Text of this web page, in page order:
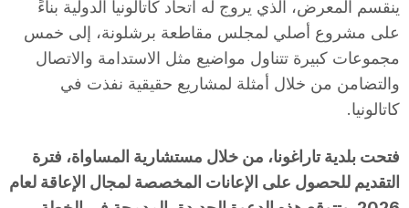
ينقسم المعرض، الذي يروج له اتحاد كاتالونيا الدولية بناءً
على مشروع أصلي لمجلس مقاطعة برشلونة، إلى خمس
مجموعات كبيرة تتناول مواضيع مثل الاستدامة والاتصال
والتضامن من خلال أمثلة لمشاريع حقيقية نفذت في
كاتالونيا.
فتحت بلدية تاراغونا، من خلال مستشارية المساواة، فترة
التقديم للحصول على الإعانات المخصصة لمجال الإعاقة لعام